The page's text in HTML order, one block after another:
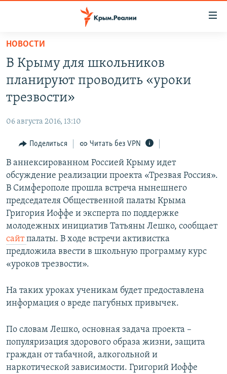
Вернуться
основному
содержанию
главной
навигации
Вернутся
поиску
СПЕЦПРОЕКТЫ
11 ЛЕТ ОККУПАЦИИ КРЫМА. 11 ИСТОРИЙ СОПРОТИВЛЕНИЯ
ЕЩЕ
ИНТЕРАКТИВ
ИНФОГРАФИКА
ТЕЛЕПРОЕКТ КРЫМ.РЕАЛИИ
СОВЕТЫ ПРАВОЗАЩИТНИКОВ
ПРОПАВШИЕ БЕЗ ВЕСТИ
ПОБЕДИТЕЛЕЙ НЕ СУДЯТ?
КРЫМ.НЕПОКОРЕННЫЙ
УКРАИНСКАЯ ПРОБЛЕМА КРЫМА
РАДІО СВОБОДА
КАК ОБОЙТИ БЛОКИРОВКУ
Українською
Qırımtatar
ПРИСОЕДИНЯЙТЕСЬ!
Все сайты RFE/RL
НОВОСТИ
В Крыму для школьников
планируют проводить «уроки
трезвости»
06 августа 2016, 13:10
Поделиться Читать без VPN
В аннексированном Россией Крыму идет
обсуждение реализации проекта «Трезвая Россия».
В Симферополе прошла встреча нынешнего
председателя Общественной палаты Крыма
Григория Иоффе и эксперта по поддержке
молодежных инициатив Татьяны Лешко, сообщает
сайтпалаты. В ходе встречи активистка
предложила ввести в школьную программу курс
«уроков трезвости».
На таких уроках ученикам будет предоставлена
информация о вреде пагубных привычек.
По словам Лешко, основная задача проекта –
популяризация здорового образа жизни, защита
граждан от табачной, алкогольной и
наркотической зависимости. Григорий Иоффе